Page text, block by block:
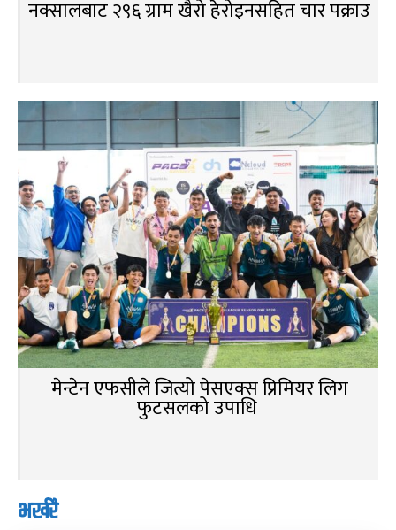
नक्सालबाट २९६ ग्राम खैरो हेरोइनसहित चार पक्राउ
मेन्टेन एफसीले जित्यो पेसएक्स प्रिमियर लिग
फुटसलको उपाधि
भर्खरै